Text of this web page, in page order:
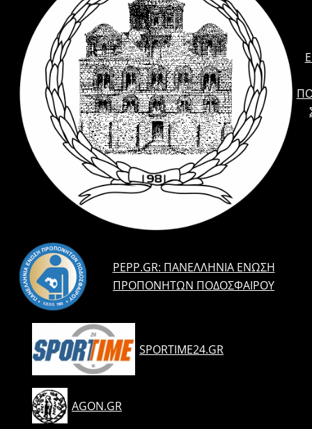
PEPP.GR: ΠΑΝΕΛΛΉΝΙΑ ΈΝΩΣΗ
ΠΡΟΠΟΝΗΤΏΝ ΠΟΔΟΣΦΑΊΡΟΥ
SPORTIME24.GR
AGON.GR